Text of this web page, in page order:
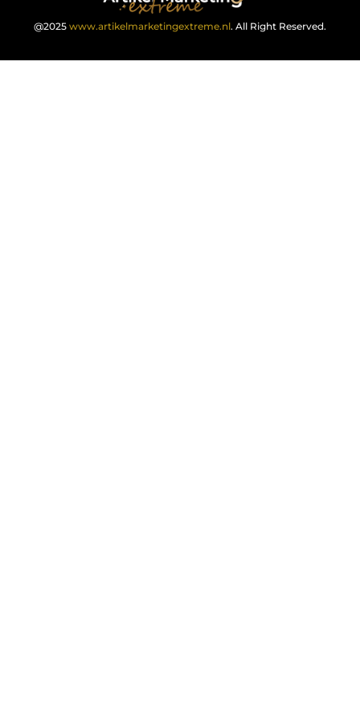
@2025 www.artikelmarketingextreme.nl. All Right Reserved.